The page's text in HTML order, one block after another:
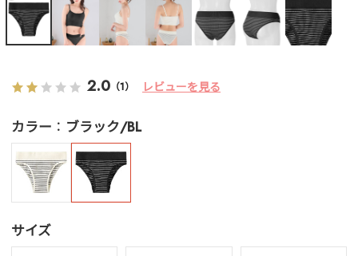
2.0 （1） レビューを見る
カラー ブラック/BL
サイズ